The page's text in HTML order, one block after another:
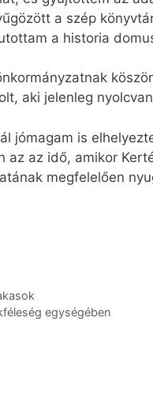
a szép
a historia
aki jelenleg
jómagam is
az az idő, amikor
megfelelően
egységében